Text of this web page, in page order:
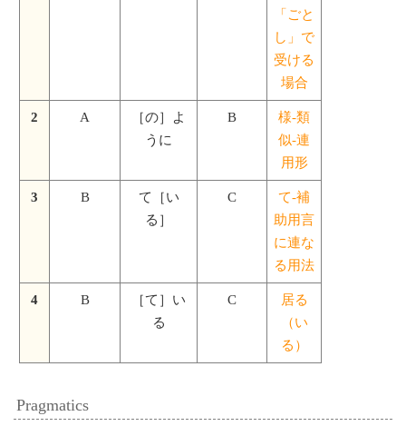
「ごと
し」で
受ける
場合
2 A
［の］よ
うに
B
様-類
似-連
用形
3 B
て［い
る］
C
て-補
助用言
に連な
る用法
4 B
［て］い
る
C
居る
（い
る）
Pragmatics